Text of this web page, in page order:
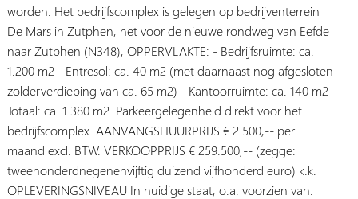
worden. Het bedrijfscomplex is gelegen op bedrijventerrein
De Mars in Zutphen, net voor de nieuwe rondweg van Eefde
naar Zutphen (N348), OPPERVLAKTE: - Bedrijfsruimte: ca.
1.200 m2 - Entresol: ca. 40 m2 (met daarnaast nog afgesloten
zolderverdieping van ca. 65 m2) - Kantoorruimte: ca. 140 m2
Totaal: ca. 1.380 m2. Parkeergelegenheid direkt voor het
bedrijfscomplex. AANVANGSHUURPRIJS € 2.500,-- per
maand excl. BTW. VERKOOPPRIJS € 259.500,-- (zegge:
tweehonderdnegenenvijftig duizend vijfhonderd euro) k.k.
OPLEVERINGSNIVEAU In huidige staat, o.a. voorzien van: